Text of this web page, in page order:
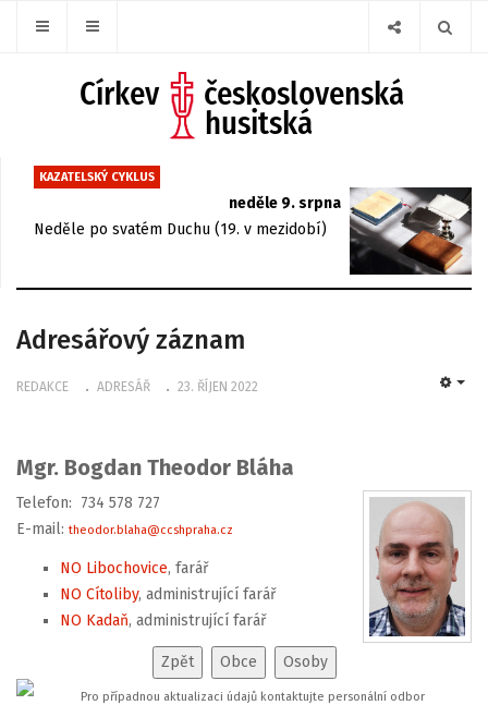
KAZATELSKÝ CYKLUS
neděle 9. srpna
Neděle po svatém Duchu (19. v mezidobí)
Adresářový záznam
REDAKCE ADRESÁŘ 23. ŘÍJEN 2022
Mgr. Bogdan Theodor Bláha
Telefon: 734 578 727
E-mail:theodor.blaha@ccshpraha.cz
NO Libochovice, farář
NO Cítoliby, administrující farář
NO Kadaň, administrující farář
Pro případnou aktualizaci údajů kontaktujte personální odbor